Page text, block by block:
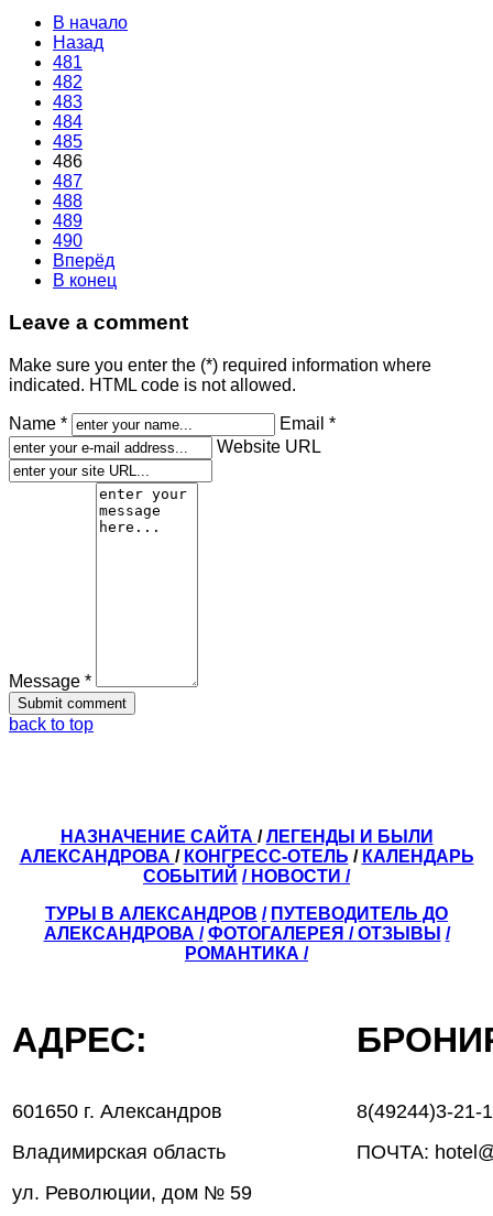
В начало
Назад
481
482
483
484
485
486
487
488
489
490
Вперёд
В конец
Leave a comment
Make sure you enter the (*) required information where
indicated. HTML code is not allowed.
Name *
Email *
Website URL
Message *
back to top
НАЗНАЧЕНИЕ САЙТА /ЛЕГЕНДЫ И БЫЛИ
АЛЕКСАНДРОВА / КОНГРЕСС-ОТЕЛЬ / КАЛЕНДАРЬ
СОБЫТИЙ / НОВОСТИ /
ТУРЫ В АЛЕКСАНДРОВ / ПУТЕВОДИТЕЛЬ ДО
АЛЕКСАНДРОВА / ФОТОГАЛЕРЕЯ /ОТЗЫВЫ /
РОМАНТИКА /
АДРЕС:
601650 г. Александров
Владимирская область
ул. Революции, дом № 59
8(49244)3-21-
ПОЧТА: